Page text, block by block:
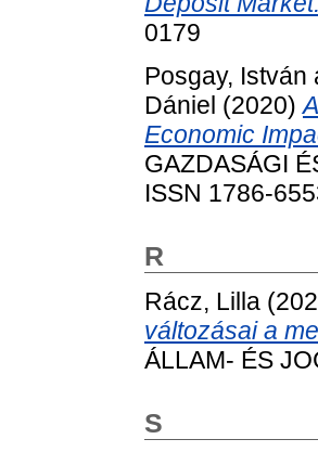
0179
Posgay, István
Dániel (2020)
Economic
GAZDASÁGI
ISSN 1786-
R
Rácz, Lilla
változásai a
ÁLLAM- ÉS
S